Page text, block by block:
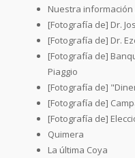
Nuestra información
[Fotografía de] Dr.
[Fotografía de] Dr.
[Fotografía de]
Piaggio
[Fotografía de]
[Fotografía de]
[Fotografía de]
Quimera
La última Coya